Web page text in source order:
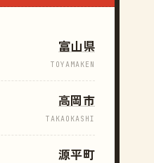
富山県
TOYAMAKEN
高岡市
TAKAOKASHI
源平町